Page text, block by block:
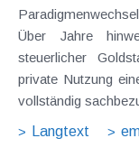
Über Jahre
steuerlicher
private Nutzung
vollständig
Langtext